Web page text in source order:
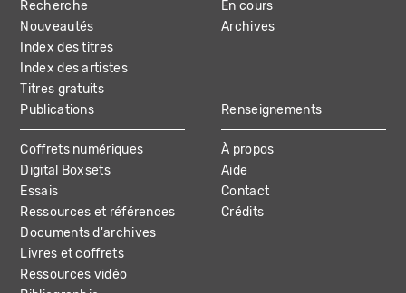
NAVIGATION
Recherche
Nouveautés
Index des titres
Index des artistes
Titres gratuits
En cours
Archives
Publications
Coffrets numériques
Digital Boxsets
Essais
Ressources et références
Documents d'archives
Livres et coffrets
Ressources vidéo
Renseignements
À propos
Aide
Contact
Crédits